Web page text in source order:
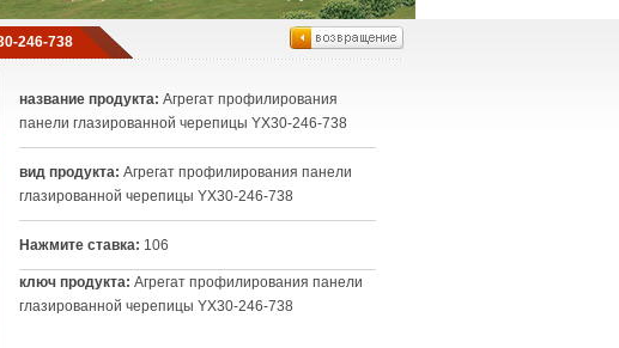
246-738
название продукта: Агрегат профилирования
панели глазированной черепицы YX30-246-738
вид продукта: Агрегат профилирования панели
глазированной черепицы YX30-246-738
Нажмите ставка: 106
ключ продукта: Агрегат профилирования панели
глазированной черепицы YX30-246-738